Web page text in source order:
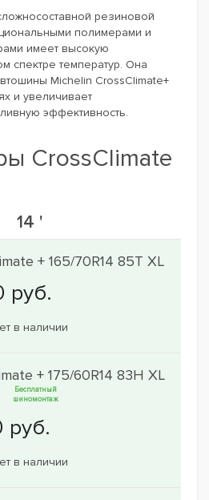
резиновой
полимерами и
имеет высокую
спектре температур. Она
Michelin CrossClimate+
и увеличивает
эффективность.
CrossClimate
14 '
+ 165/70R14 85T XL
в наличии
+ 175/60R14 83H XL
Бесплатный
шиномонтаж
в наличии